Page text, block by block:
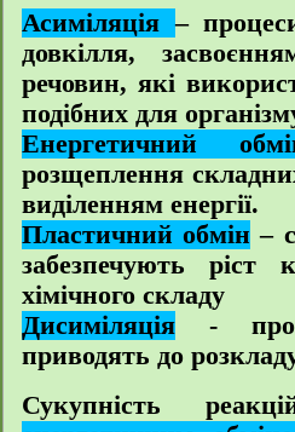
Асиміляція–
довкілля,
речовин, які
подібних для
Енергетичний
розщеплення
виділенням енергії.
Пластичний обмін –
забезпечують ріст
хімічного складу
Дисиміляція -
приводять до
Сукупність